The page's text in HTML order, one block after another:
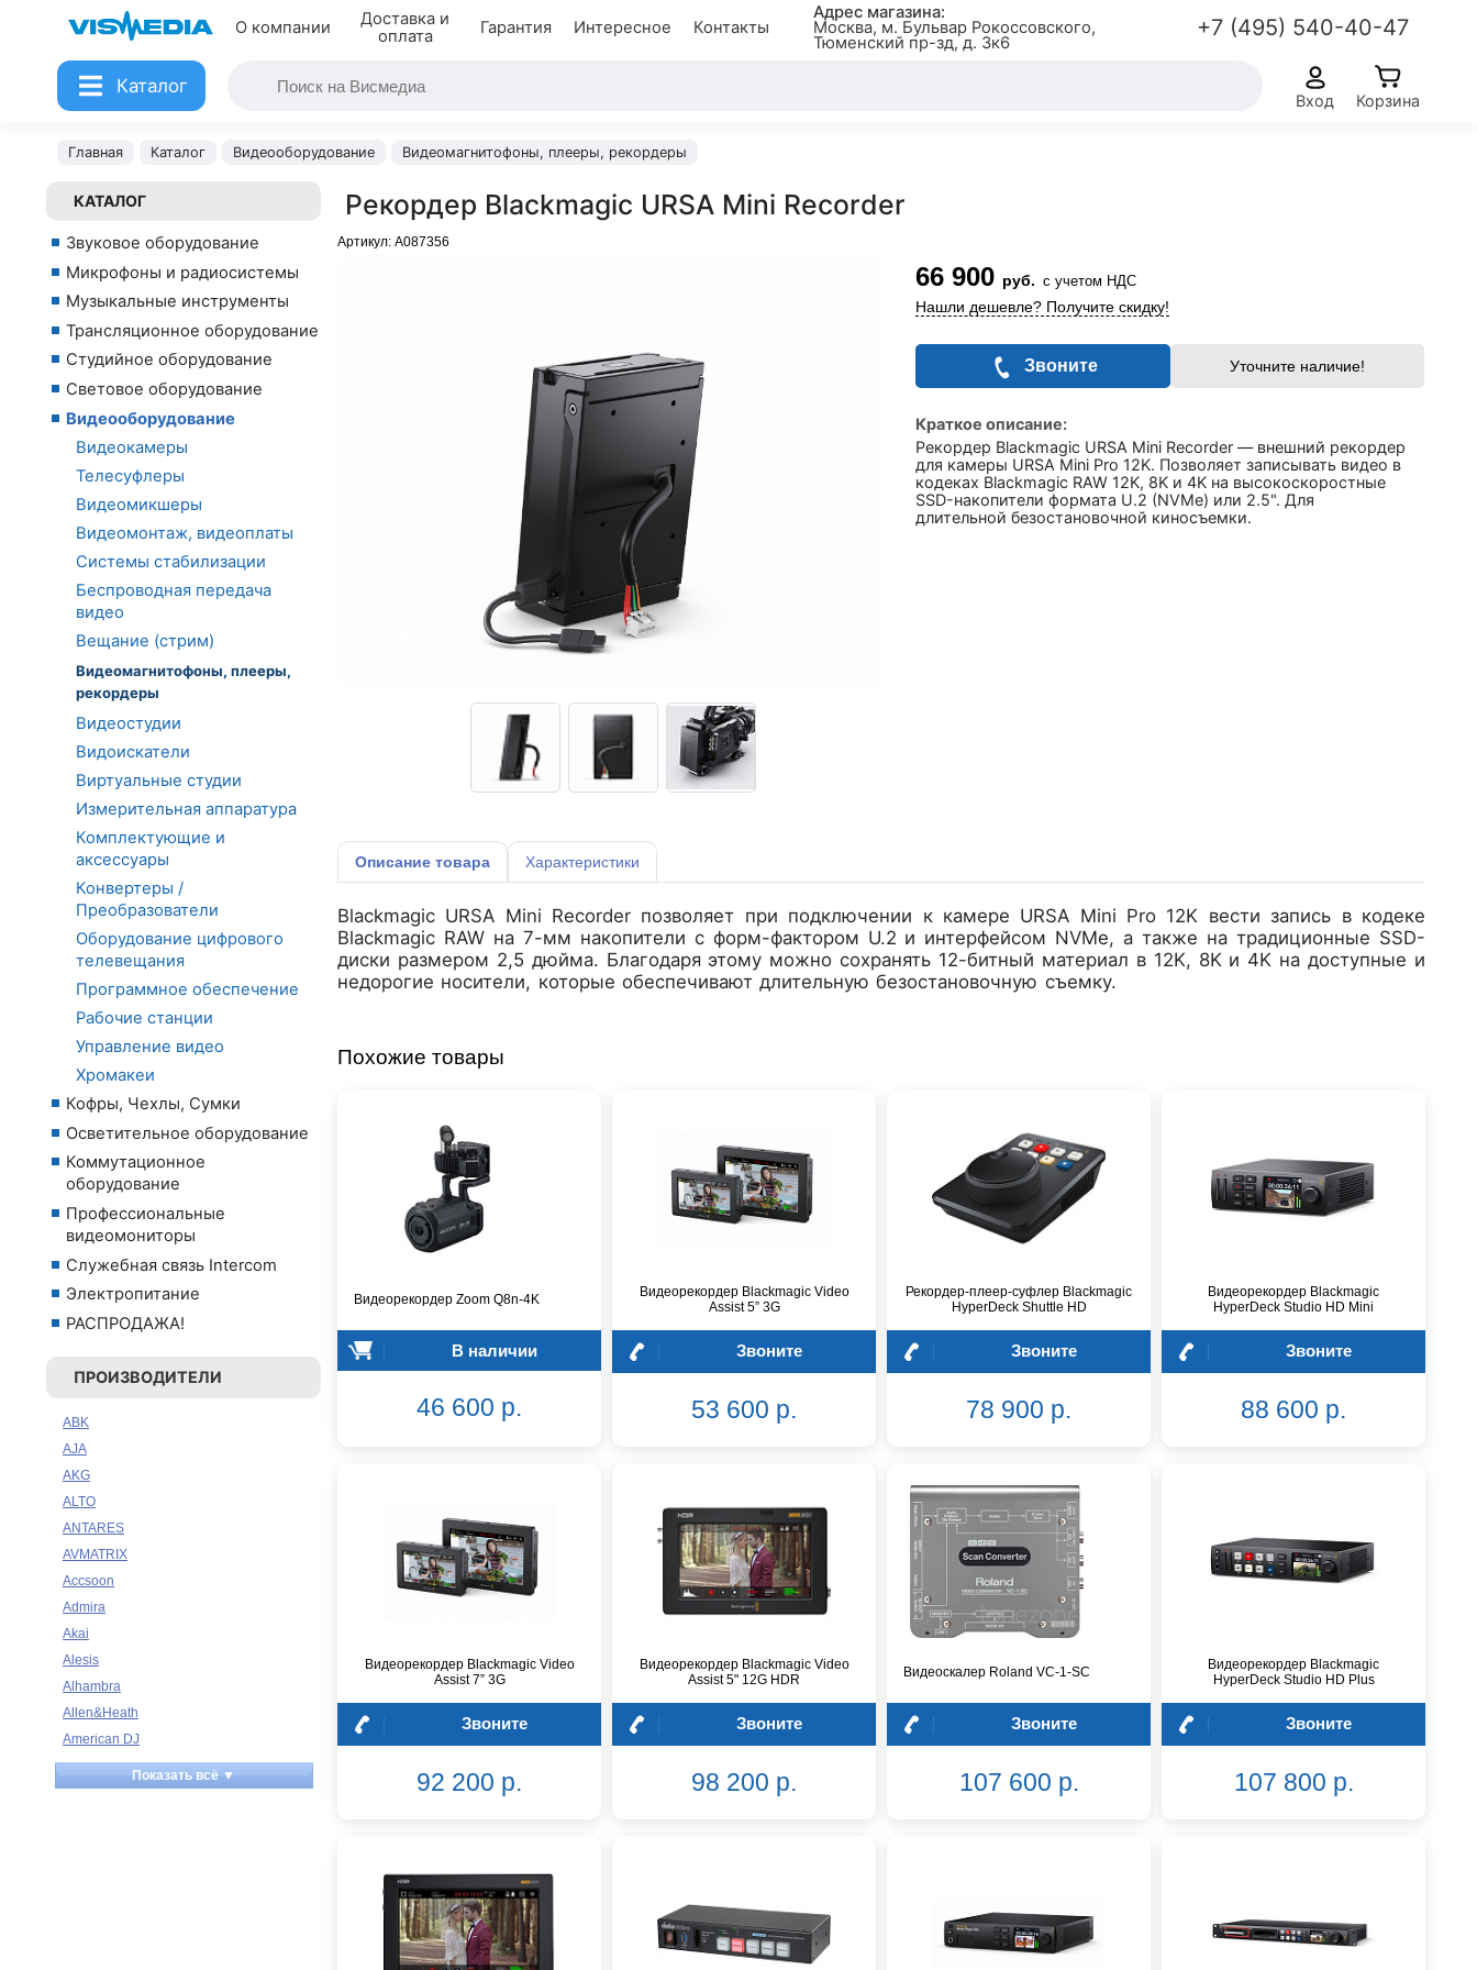
О компании
Доставка и
оплата
Гарантия Интересное Контакты
Адрес магазина:
Москва, м. Бульвар Рокоссовского,
Тюменский пр-зд, д. 3к6
+7 (495) 540-40-47
Каталог
Вход Корзина
Главная Каталог Видеооборудование Видеомагнитофоны, плееры, рекордеры
КАТАЛОГ
Звуковое оборудование
Микрофоны и радиосистемы
Музыкальные инструменты
Трансляционное оборудование
Студийное оборудование
Световое оборудование
Видеооборудование
Видеокамеры
Телесуфлеры
Видеомикшеры
Видеомонтаж, видеоплаты
Системы стабилизации
Беспроводная передача
видео
Вещание (стрим)
Видеомагнитофоны, плееры,
рекордеры
Видеостудии
Видоискатели
Виртуальные студии
Измерительная аппаратура
Комплектующие и
аксессуары
Конвертеры /
Преобразователи
Оборудование цифрового
телевещания
Программное обеспечение
Рабочие станции
Управление видео
Хромакеи
Кофры, Чехлы, Сумки
Осветительное оборудование
Коммутационное
оборудование
Профессиональные
видеомониторы
Служебная связь Intercom
Электропитание
РАСПРОДАЖА!
ПРОИЗВОДИТЕЛИ
ABK
AJA
AKG
ALTO
ANTARES
AVMATRIX
Accsoon
Admira
Akai
Alesis
Alhambra
Allen&Heath
American DJ
Ampeg
Apart
Показать всё ▼
Рекордер Blackmagic URSA Mini Recorder
Артикул: A087356
66 900 руб. с учетом НДС
Нашли дешевле? Получите скидку!
Звоните Уточните наличие!
Краткое описание:
Рекордер Blackmagic URSA Mini Recorder — внешний рекордер
для камеры URSA Mini Pro 12K. Позволяет записывать видео в
кодеках Blackmagic RAW 12K, 8K и 4K на высокоскоростные
SSD-накопители формата U.2 (NVMe) или 2.5". Для
длительной безостановочной киносъемки.
Описание товара Характеристики
Blackmagic URSA Mini Recorder позволяет при подключении к камере URSA Mini Pro 12K вести запись в кодеке
Blackmagic RAW на 7-мм накопители с форм-фактором U.2 и интерфейсом NVMe, а также на традиционные SSD-
диски размером 2,5 дюйма. Благодаря этому можно сохранять 12-битный материал в 12K, 8K и 4K на доступные и
недорогие носители, которые обеспечивают длительную безостановочную съемку.
Похожие товары
Видеорекордер Zoom Q8n-4K
В наличии
46 600 р.
Видеорекордер Blackmagic Video
Assist 5” 3G
Звоните
53 600 р.
Рекордер-плеер-суфлер Blackmagic
HyperDeck Shuttle HD
Звоните
78 900 р.
Видеорекордер Blackmagic
HyperDeck Studio HD Mini
Звоните
88 600 р.
Видеорекордер Blackmagic Video
Assist 7” 3G
Звоните
92 200 р.
Видеорекордер Blackmagic Video
Assist 5" 12G HDR
Звоните
98 200 р.
Видеоскалер Roland VC-1-SC
Звоните
107 600 р.
Видеорекордер Blackmagic
HyperDeck Studio HD Plus
Звоните
107 800 р.